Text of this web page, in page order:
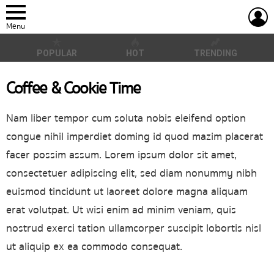
Menu
POPULAR HOT TRENDING
Coffee & Cookie Time
Nam liber tempor cum soluta nobis eleifend option
congue nihil imperdiet doming id quod mazim placerat
facer possim assum. Lorem ipsum dolor sit amet,
consectetuer adipiscing elit, sed diam nonummy nibh
euismod tincidunt ut laoreet dolore magna aliquam
erat volutpat. Ut wisi enim ad minim veniam, quis
nostrud exerci tation ullamcorper suscipit lobortis nisl
ut aliquip ex ea commodo consequat.